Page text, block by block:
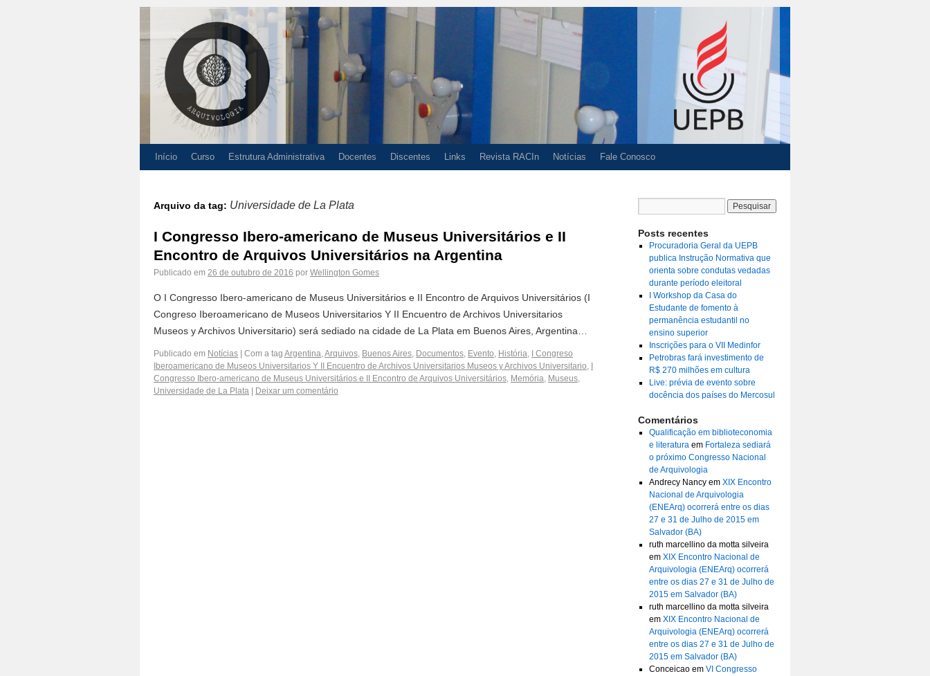
Início Curso Estrutura Administrativa Docentes Discentes Links Revista RACIn Notícias Fale Conosco
Arquivo da tag: Universidade de La Plata
I Congresso Ibero-americano de Museus Universitários e II
Encontro de Arquivos Universitários na Argentina
Publicado em 26 de outubro de 2016 por Wellington Gomes
O I Congresso Ibero-americano de Museus Universitários e II Encontro de Arquivos Universitários (I
Congreso Iberoamericano de Museos Universitarios Y II Encuentro de Archivos Universitarios
Museos y Archivos Universitario) será sediado na cidade de La Plata em Buenos Aires, Argentina…
Publicado em Notícias Com a tag Argentina,Arquivos, Buenos Aires, Documentos, Evento, História,
I Congreso
Iberoamericano de Museos Universitarios Y II Encuentro de Archivos Universitarios Museos y Archivos Universitario,
Congresso Ibero-americano de Museus Universitários e II Encontro de Arquivos Universitários, Memória, Museus,
Universidade de La Plata
Deixar um comentário
Posts recentes
Procuradoria Geral da UEPB
publica Instrução Normativa que
orienta sobre condutas vedadas
durante período eleitoral
I Workshop da Casa do
Estudante de fomento à
permanência estudantil no
ensino superior
Inscrições para o VII Medinfor
Petrobras fará investimento de
R$ 270 milhões em cultura
Live: prévia de evento sobre
docência dos países do Mercosul
Comentários
Qualificação em biblioteconomia
e literaturaem Fortaleza sediará
o próximo Congresso Nacional
de Arquivologia
Andrecy Nancyem XIX Encontro
Nacional de Arquivologia
(ENEArq) ocorrerá entre os dias
27 e 31 de Julho de 2015 em
Salvador (BA)
ruth marcellino da motta silveira
em XIX Encontro Nacional de
Arquivologia (ENEArq) ocorrerá
entre os dias 27 e 31 de Julho de
2015 em Salvador (BA)
ruth marcellino da motta silveira
em XIX Encontro Nacional de
Arquivologia (ENEArq) ocorrerá
entre os dias 27 e 31 de Julho de
2015 em Salvador (BA)
Conceicaoem VI Congresso